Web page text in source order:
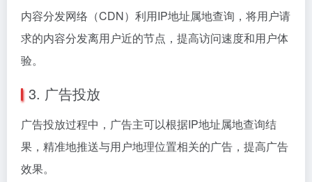
内容分发网络（CDN）利用IP地址属地查询，将用户请
求的内容分发离用户近的节点，提高访问速度和用户体
验。
3. 广告投放
广告投放过程中，广告主可以根据IP地址属地查询结
果，精准地推送与用户地理位置相关的广告，提高广告
效果。